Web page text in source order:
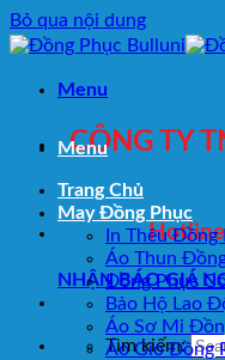
Bỏ qua nội dung
Menu
CÔNG TY
NHẬN BÁO GIÁ
Tìm kiếm:
Menu
Trang Chủ
May Đồng Phục
In Thêu Đồng
Áo Thun
Đồng Phục
Bảo Hộ Lao
Áo Sơ Mi
Áo Gió Đồng